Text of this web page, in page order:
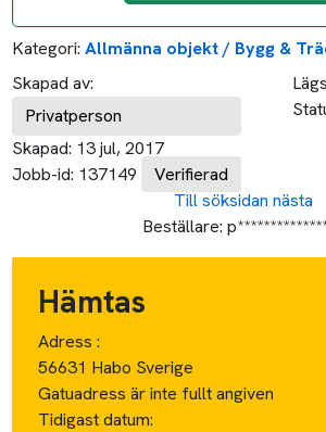
Kategori: Allmänna objekt / Bygg &
Skapad av:
Privatperson
Skapad: 13 jul, 2017
Jobb-id: 137149 Verifierad
Till söksidan nästa
Beställare:
Hämtas
Adress :
56631 Habo Sverige
Gatuadress är inte fullt angiven
Tidigast datum: